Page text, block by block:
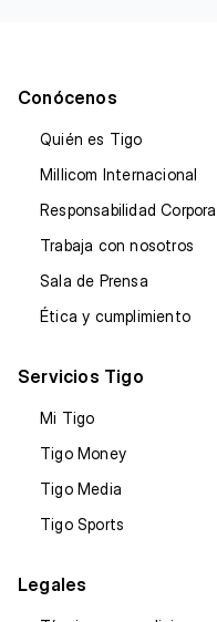
Conócenos
Quién es Tigo
Millicom Internacional
Responsabilidad
Trabaja con nosotros
Sala de Prensa
Ética y cumplimiento
Servicios Tigo
Mi Tigo
Tigo Money
Tigo Media
Tigo Sports
Legales